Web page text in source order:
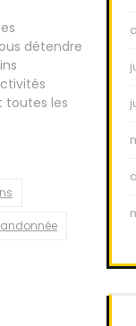
détendre
toutes les